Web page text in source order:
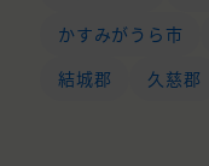
かすみがうら市
結城郡
久慈郡